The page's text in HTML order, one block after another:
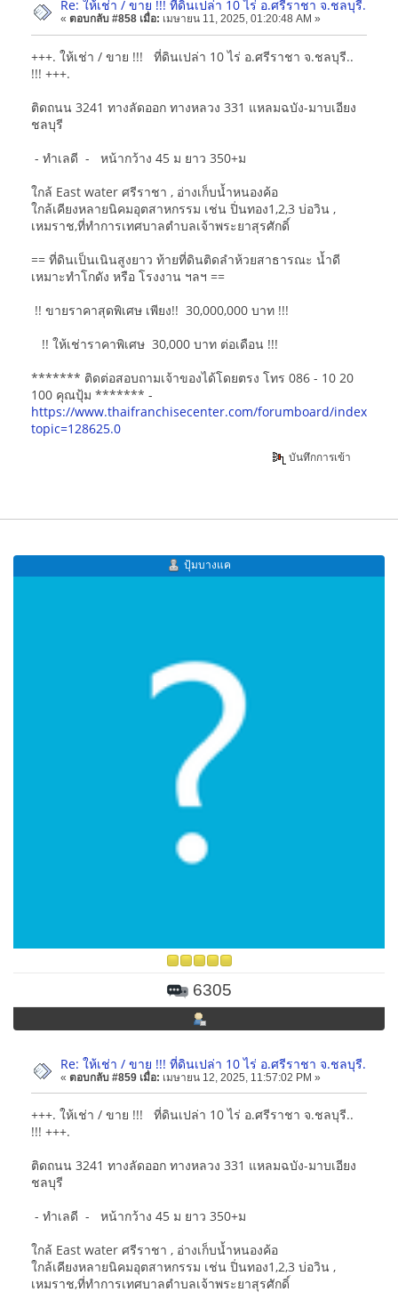
Re: ให้เช่า / ขาย !!! ที่ดินเปล่า 10 ไร่ อ.ศรีราชา จ.ชลบุรี.
« ตอบกลับ #858 เมื่อ: เมษายน 11, 2025, 01:20:48 AM »
+++. ให้เช่า / ขาย !!! ที่ดินเปล่า 10 ไร่ อ.ศรีราชา จ.ชลบุรี..
!!! +++.
ติดถนน 3241 ทางลัดออก ทางหลวง 331 แหลมฉบัง-มาบเอียง
ชลบุรี
- ทำเลดี - หน้ากว้าง 45 ม ยาว 350+ม
ใกล้ East water ศรีราชา , อ่างเก็บน้ำหนองค้อ
ใกล้เคียงหลายนิคมอุตสาหกรรม เช่น ปิ่นทอง1,2,3 บ่อวิน ,
เหมราช,ที่ทำการเทศบาลตำบลเจ้าพระยาสุรศักดิ์
== ที่ดินเป็นเนินสูงยาว ท้ายที่ดินติดลำห้วยสาธารณะ น้ำดี
เหมาะทำโกดัง หรือ โรงงาน ฯลฯ ==
!! ขายราคาสุดพิเศษ เพียง!! 30,000,000 บาท !!!
!! ให้เช่าราคาพิเศษ 30,000 บาท ต่อเดือน !!!
******* ติดต่อสอบถามเจ้าของได้โดยตรง โทร 086 - 10 20
100 คุณปุ้ม ******* -
https://www.thaifranchisecenter.com/forumboard/
topic=128625.0
บันทึกการเข้า
ปุ้มบางแค
6305
Re: ให้เช่า / ขาย !!! ที่ดินเปล่า 10 ไร่ อ.ศรีราชา จ.ชลบุรี.
« ตอบกลับ #859 เมื่อ: เมษายน 12, 2025, 11:57:02 PM »
+++. ให้เช่า / ขาย !!! ที่ดินเปล่า 10 ไร่ อ.ศรีราชา จ.ชลบุรี..
!!! +++.
ติดถนน 3241 ทางลัดออก ทางหลวง 331 แหลมฉบัง-มาบเอียง
ชลบุรี
- ทำเลดี - หน้ากว้าง 45 ม ยาว 350+ม
ใกล้ East water ศรีราชา , อ่างเก็บน้ำหนองค้อ
ใกล้เคียงหลายนิคมอุตสาหกรรม เช่น ปิ่นทอง1,2,3 บ่อวิน ,
เหมราช,ที่ทำการเทศบาลตำบลเจ้าพระยาสุรศักดิ์